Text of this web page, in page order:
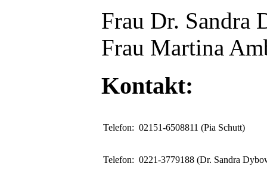
Frau Dr. Sandra
Frau Martina
Kontakt:
Telefon: 02151-6508811 (Pia Schutt)
Telefon: 0221-3779188 (Dr. Sandra